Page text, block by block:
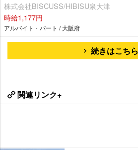
株式会社BISCUSS/HIBISU泉大津
時給1,177円
アルバイト・パート / 大阪府
続きはこちら
関連リンク+